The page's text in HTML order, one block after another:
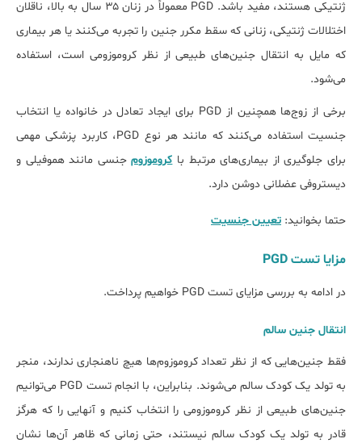
ژنتیکی هستند، مفید باشد. PGD معمولاً در زنان ۳۵ سال به بالا، ناقلان
اختلالات ژنتیکی، زنانی که سقط مکرر جنین را تجربه می‌کنند یا هر بیماری
که مایل به انتقال جنین‌های طبیعی از نظر کروموزومی است، استفاده
می‌شود.
برخی از زوج‌ها همچنین از PGD برای ایجاد تعادل در خانواده یا انتخاب
جنسیت استفاده می‌کنند که مانند هر نوع PGD، کاربرد پزشکی مهمی
برای جلوگیری از بیماری‌های مرتبط با کروموزومجنسی مانند هموفیلی و
دیستروفی عضلانی دوشن دارد.
حتما بخوانید: تعیین جنسیت
مزایا تست PGD
در ادامه به بررسی مزایای تست PGD خواهیم پرداخت.
انتقال جنین سالم
فقط جنین‌هایی که از نظر تعداد کروموزوم‌ها هیچ ناهنجاری ندارند، منجر
به تولد یک کودک سالم می‌شوند. بنابراین، با انجام تست PGD می‌توانیم
جنین‌های طبیعی از نظر کروموزومی را انتخاب کنیم و آن‎هایی را که هرگز
قادر به تولد یک کودک سالم نیستند، حتی زمانی که ظاهر آن‌ها نشان